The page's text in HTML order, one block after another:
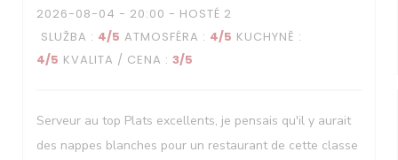
2026-08-04 - 20:00 - HOSTÉ 2
SLUŽBA : 4/5 ATMOSFÉRA : 4/5 KUCHYNĚ :
4/5 KVALITA / CENA : 3/5
Serveur au top Plats excellents, je pensais qu'il y aurait
des nappes blanches pour un restaurant de cette classe